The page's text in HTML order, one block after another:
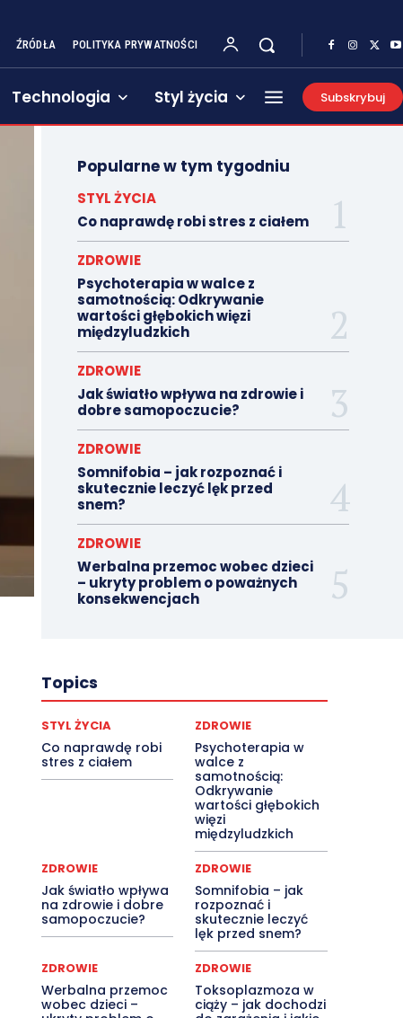
ŹRÓDŁA POLITYKA PRYWATNOŚCI
Technologia Styl życia Subskrybuj
Popularne w tym tygodniu
STYL ŻYCIA
Co naprawdę robi stres z ciałem
ZDROWIE
Psychoterapia w walce z
samotnością: Odkrywanie
wartości głębokich więzi
międzyludzkich
ZDROWIE
Jak światło wpływa na zdrowie i
dobre samopoczucie?
ZDROWIE
Somnifobia – jak rozpoznać i
skutecznie leczyć lęk przed
snem?
ZDROWIE
Werbalna przemoc wobec dzieci
– ukryty problem o poważnych
konsekwencjach
Topics
STYL ŻYCIA
Co naprawdę robi
stres z ciałem
ZDROWIE
Psychoterapia w
walce z
samotnością:
Odkrywanie
wartości głębokich
więzi
międzyludzkich
ZDROWIE
Jak światło wpływa
na zdrowie i dobre
samopoczucie?
ZDROWIE
Somnifobia – jak
rozpoznać i
skutecznie leczyć
lęk przed snem?
ZDROWIE
Werbalna przemoc
wobec dzieci –
ZDROWIE
Toksoplazmoza w
ciąży – jak dochodzi